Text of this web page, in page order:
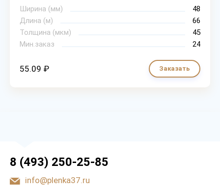
Ширина (мм)
48
Длина (м)
66
Толщина (мкм)
45
Мин.заказ
24
55.09 ₽ Заказать
8 (493) 250-25-85
info@plenka37.ru